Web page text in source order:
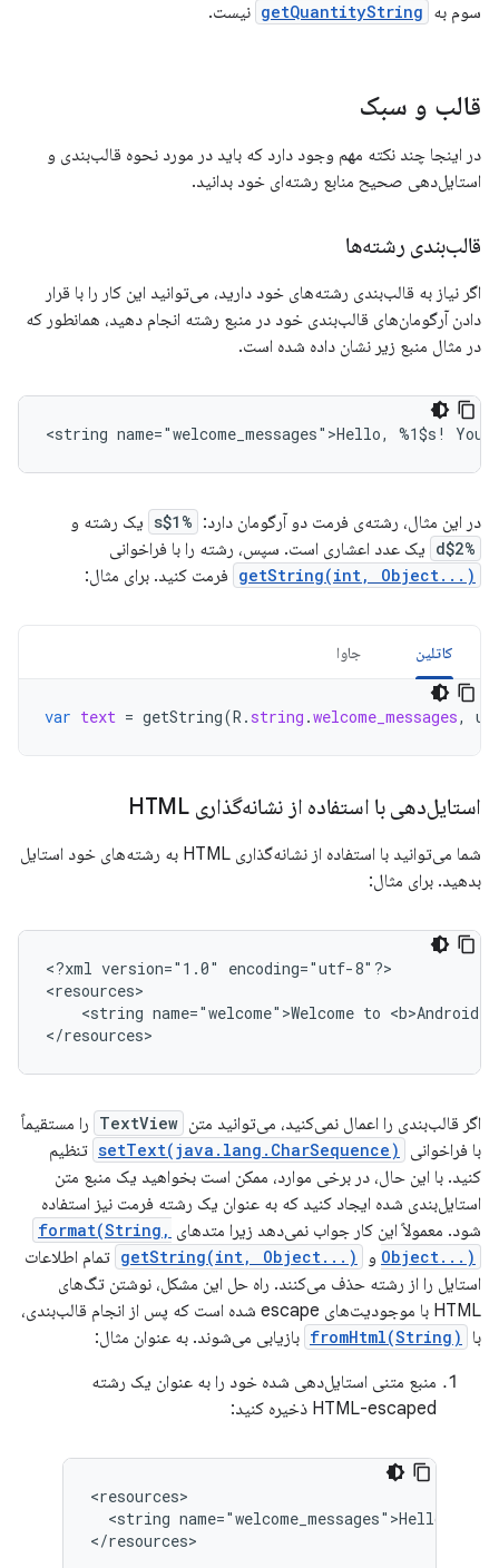
سوم به getQuantityString نیست.
قالب و سبک
در اینجا چند نکته مهم وجود دارد که باید در مورد نحوه قالب‌بندی و
استایل‌دهی صحیح منابع رشته‌ای خود بدانید.
قالب‌بندی رشته‌ها
اگر نیاز به قالب‌بندی رشته‌های خود دارید، می‌توانید این کار را با قرار
دادن آرگومان‌های قالب‌بندی خود در منبع رشته انجام دهید، همانطور که
در مثال منبع زیر نشان داده شده است.
<string name="welcome_messages">Hello, %1$s! You
در این مثال، رشته‌ی فرمت دو آرگومان دارد: %1$s یک رشته و
%2$d یک عدد اعشاری است. سپس، رشته را با فراخوانی
getString(int, Object...) فرمت کنید. برای مثال:
کاتلین جاوا
var text = getString(R . string .welcome_messages,
استایل‌دهی با استفاده از نشانه‌گذاری HTML
شما می‌توانید با استفاده از نشانه‌گذاری HTML به رشته‌های خود استایل
بدهید. برای مثال:
<?xml version="1.0"
encoding="utf-8"?>
<string name="welcome">Welcome to
</resources>
اگر قالب‌بندی را اعمال نمی‌کنید، می‌توانید متن TextView را مستقیماً
با فراخوانی
setText(java.lang.CharSequence) تنظیم
کنید. با این حال، در برخی موارد، ممکن است بخواهید یک منبع متن
استایل‌بندی شده ایجاد کنید که به عنوان یک رشته فرمت نیز استفاده
شود. معمولاً این کار جواب نمی‌دهد زیرا متدهای format(String,
Object...) و getString(int, Object...) تمام اطلاعات
استایل را از رشته حذف می‌کنند. راه حل این مشکل، نوشتن تگ‌های
HTML با موجودیت‌های escape شده است که پس از انجام قالب‌بندی،
با
fromHtml(String) بازیابی می‌شوند. به عنوان مثال:
منبع متنی استایل‌دهی شده خود را به عنوان یک رشته
HTML-escaped ذخیره کنید:
<string name="welcome_messages">Hello,
</resources>